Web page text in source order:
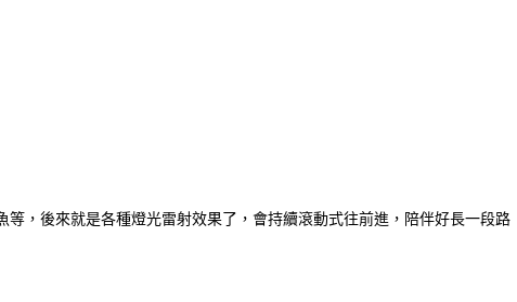
，後來就是各種燈光雷射效果了，會持續滾動式往前進，陪伴好長一段路